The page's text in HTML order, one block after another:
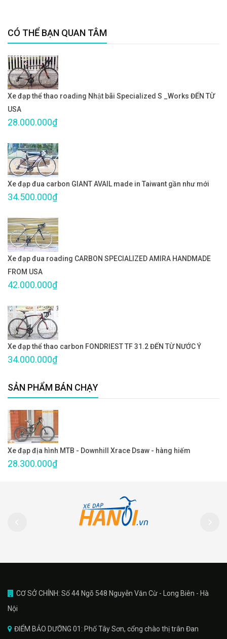
CÓ THỂ BẠN QUAN TÂM
Xe đạp thể thao roading Nhật bãi Specialized S _Works ĐẾN TỪ
USA
28.000.000₫
Xe đạp đua carbon GIANT AVAIL made in Taiwant gần như mới
34.500.000₫
Xe đạp đua roading CARBON SPECIALIZED AMIRA HANDMADE
FROM USA
42.000.000₫
Xe đạp thể thao carbon FONDRIEST TF 31.2 ĐẾN TỪ NƯỚC Ý
34.000.000₫
SẢN PHẨM BÁN CHẠY
Xe đạp địa hình MTB - Downhill Xrace Dsaw - hàng hiếm
28.300.000₫
CƠ SỞ CHÍNH: Số 44 Ngõ 548 Nguyễn Văn Cừ - Long Biên - Hà
Nội
ĐIỂM BẢO DƯỠNG 01: Phố Tây Sơn, cổng chào thị trân Đan